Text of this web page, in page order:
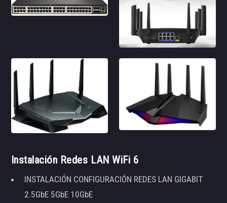
Instalación Redes LAN WiFi 6
INSTALACIÓN CONFIGURACIÓN REDES LAN GIGABIT
2.5GbE 5GbE 10GbE